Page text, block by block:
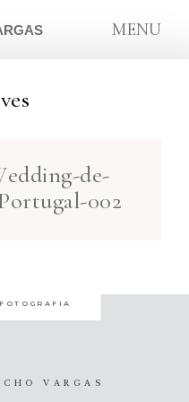
MENU
de-
002
VARGAS